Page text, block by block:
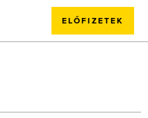
ELŐFIZETEK